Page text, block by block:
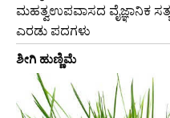
ಮಹತ್ವಉಪವಾಸದ ವೈಜ್ಞಾನಿಕ
ಎರಡು ಪದಗಳು
ಶೀಗಿ ಹುಣ್ಣಿಮೆ